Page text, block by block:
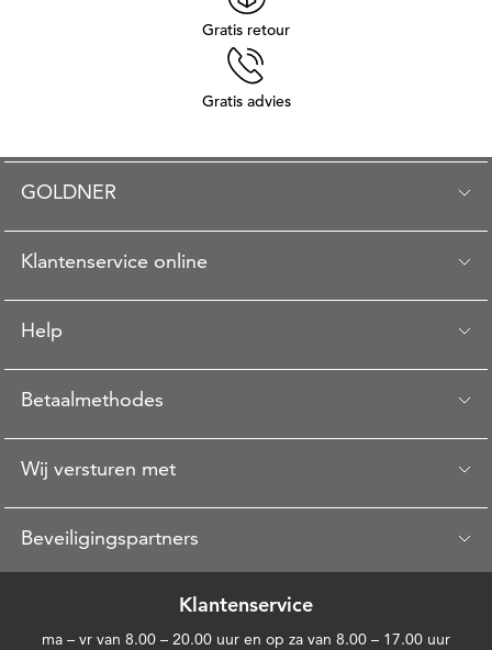
Gratis retour
Gratis advies
GOLDNER
Klantenservice online
Help
Betaalmethodes
Wij versturen met
Beveiligingspartners
Klantenservice
ma – vr van 8.00 – 20.00 uur en op za van 8.00 – 17.00 uur